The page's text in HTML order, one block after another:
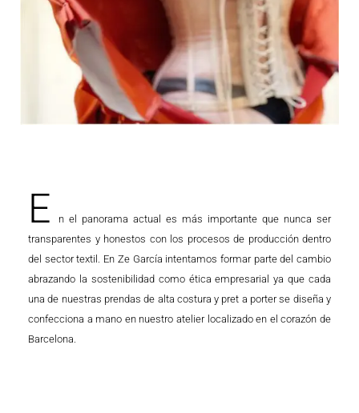
E
n el panorama actual es más importante que nunca ser
transparentes y honestos con los procesos de producción dentro
del sector textil. En Ze García intentamos formar parte del cambio
abrazando la sostenibilidad como ética empresarial ya que cada
una de nuestras prendas de alta costura y pret a porter se diseña y
confecciona a mano en nuestro atelier localizado en el corazón de
Barcelona.